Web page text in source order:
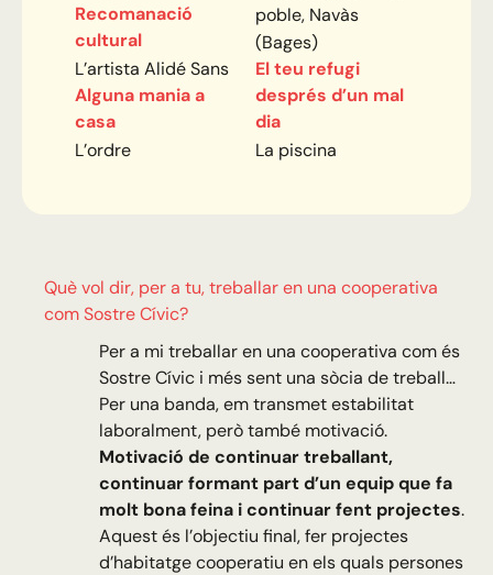
Recomanació
cultural
L’artista Alidé Sans
Alguna mania a
casa
L’ordre
poble, Navàs
(Bages)
El teu refugi
després d’un mal
dia
La piscina
Què vol dir, per a tu, treballar en una cooperativa
com Sostre Cívic?
Per a mi treballar en una cooperativa com és
Sostre Cívic i més sent una sòcia de treball…
Per una banda, em transmet estabilitat
laboralment, però també motivació.
Motivació de continuar treballant,
continuar formant part d’un equip que fa
molt bona feina i continuar fent projectes.
Aquest és l’objectiu final, fer projectes
d’habitatge cooperatiu en els quals persones